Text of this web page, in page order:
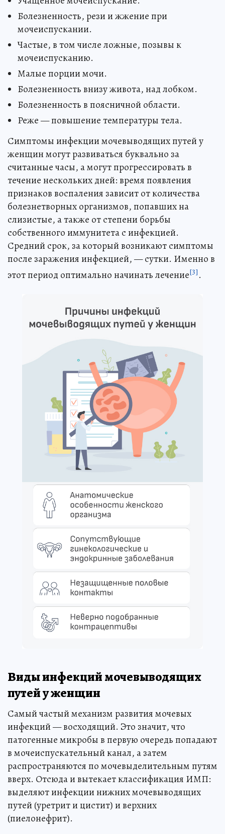
Болезненность, рези и жжение при
мочеиспускании.
Частые, в том числе ложные, позывы к
мочеиспусканию.
Малые порции мочи.
Болезненность внизу живота, над лобком.
Болезненность в поясничной области.
Реже — повышение температуры тела.
Симптомы инфекции мочевыводящих путей у
женщин могут развиваться буквально за
считанные часы, а могут прогрессировать в
течение нескольких дней: время появления
признаков воспаления зависит от количества
болезнетворных организмов, попавших на
слизистые, а также от степени борьбы
собственного иммунитета с инфекцией.
Средний срок, за который возникают симптомы
после заражения инфекцией, — сутки. Именно в
этот период оптимально начинать лечение[3].
Виды инфекций мочевыводящих
путей у женщин
Самый частый механизм развития мочевых
инфекций — восходящий. Это значит, что
патогенные микробы в первую очередь попадают
в мочеиспускательный канал, а затем
распространяются по мочевыделительным путям
вверх. Отсюда и вытекает классификация ИМП:
выделяют инфекции нижних мочевыводящих
путей (уретрит и цистит) и верхних
(пиелонефрит).